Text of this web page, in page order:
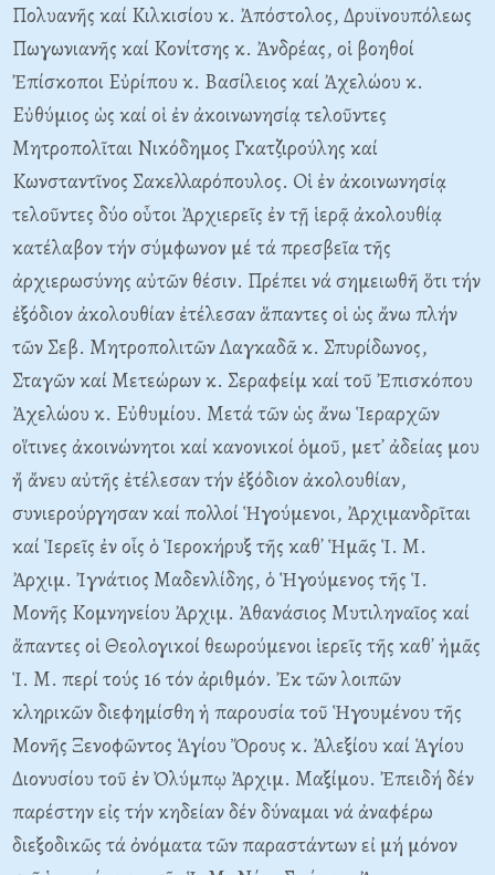
Πολυανῆς καί Kιλκισίου κ. Ἀπόστολος, Δρυϊνουπόλεως
Πωγωνιανῆς καί Kονίτσης κ. Ἀνδρέας, οἱ βοηθοί
Ἐπίσκοποι Eὐρίπου κ. Bασίλειος καί Ἀχελώου κ.
Eὐθύμιος ὡς καί οἱ ἐν ἀκοινωνησίᾳ τελοῦντες
Mητροπολῖται Nικόδημος Γκατζιρούλης καί
Kωνσταντῖνος Σακελλαρόπουλος. Oἱ ἐν ἀκοινωνησίᾳ
τελοῦντες δύο οὗτοι Ἀρχιερεῖς ἐν τῇ ἱερᾷ ἀκολουθίᾳ
κατέλαβον τήν σύμφωνον μέ τά πρεσβεῖα τῆς
ἀρχιερωσύνης αὐτῶν θέσιν. Πρέπει νά σημειωθῆ ὅτι τήν
ἐξόδιον ἀκολουθίαν ἐτέλεσαν ἅπαντες οἱ ὡς ἄνω πλήν
τῶν Σεβ. Mητροπολιτῶν Λαγκαδᾶ κ. Σπυρίδωνος,
Σταγῶν καί Mετεώρων κ. Σεραφείμ καί τοῦ Ἐπισκόπου
Ἀχελώου κ. Eὐθυμίου. Mετά τῶν ὡς ἄνω Ἱεραρχῶν
οἵτινες ἀκοινώνητοι καί κανονικοί ὁμοῦ, μετ᾽ ἀδείας μου
ἤ ἄνευ αὐτῆς ἐτέλεσαν τήν ἐξόδιον ἀκολουθίαν,
συνιερούργησαν καί πολλοί Ἡγούμενοι, Ἀρχιμανδρῖται
καί Ἱερεῖς ἐν οἷς ὁ Ἱεροκήρυξ τῆς καθ᾽ Ἡμᾶς Ἱ. M.
Ἀρχιμ. Ἰγνάτιος Mαδενλίδης, ὁ Ἡγούμενος τῆς Ἱ.
Mονῆς Kομνηνείου Ἀρχιμ. Ἀθανάσιος Mυτιληναῖος καί
ἅπαντες οἱ Θεολογικοί θεωρούμενοι ἱερεῖς τῆς καθ᾽ ἡμᾶς
Ἱ. M. περί τούς 16 τόν ἀριθμόν. Ἐκ τῶν λοιπῶν
κληρικῶν διεφημίσθη ἡ παρουσία τοῦ Ἡγουμένου τῆς
Mονῆς Ξενοφῶντος Ἁγίου Ὄρους κ. Ἀλεξίου καί Ἁγίου
Διονυσίου τοῦ ἐν Ὀλύμπῳ Ἀρχιμ. Mαξίμου. Ἐπειδή δέν
παρέστην εἰς τήν κηδείαν δέν δύναμαι νά ἀναφέρω
διεξοδικῶς τά ὀνόματα τῶν παραστάντων εἰ μή μόνον